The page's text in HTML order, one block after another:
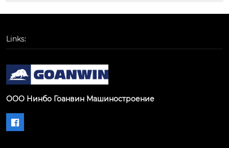
Links:
ООО Нинбо Гоанвин Машиностроение
